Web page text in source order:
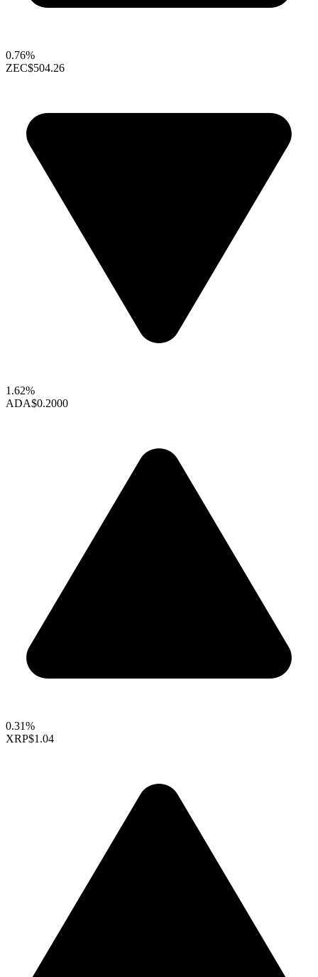
0.76%
ZEC$504.26
1.62%
ADA$0.2000
0.31%
XRP$1.04